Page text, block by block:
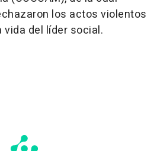
los actos violentos
vida del líder social.